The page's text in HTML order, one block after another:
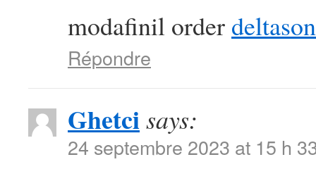
modafinil order
Répondre
Ghetcisays:
24 septembre 2023 at 15 h